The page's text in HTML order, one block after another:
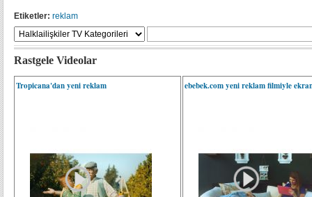
Etiketler: reklam
Rastgele Videolar
Tropicana'dan yeni reklam ebebek.com yeni reklam filmiyle